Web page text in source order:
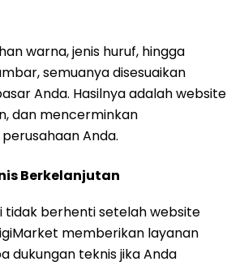
warna, jenis huruf, hingga
semuanya disesuaikan
Anda. Hasilnya adalah website
dan mencerminkan
Anda.
Berkelanjutan
tidak berhenti setelah website
memberikan layanan
dukungan teknis jika Anda